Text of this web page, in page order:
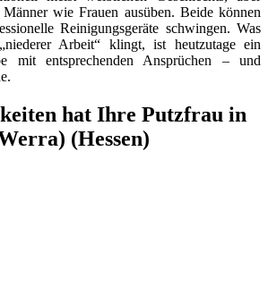
wie Frauen ausüben. Beide können
Reinigungsgeräte schwingen. Was
Arbeit“ klingt, ist heutzutage ein
mit entsprechenden Ansprüchen – und
hat Ihre Putzfrau in
(Hessen)